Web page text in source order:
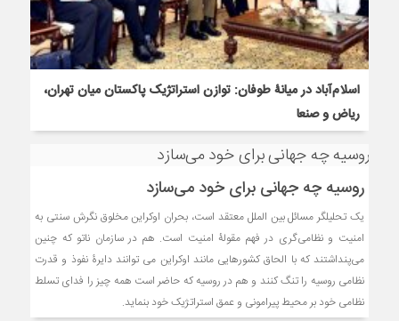
اسلام‌آباد در میانۀ طوفان: توازن استراتژیک پاکستان میان تهران،
ریاض و صنعا
روسیه چه جهانی برای خود می‌­سازد
یک تحلیلگر مسائل بین الملل معتقد است، بحران اوکراین مخلوق نگرش سنتی به
امنیت و نظامی­‌گری در فهم مقولۀ امنیت است. هم در سازمان ناتو که چنین
می‌پنداشتند که با الحاق کشورهایی مانند اوکراین می ­توانند دایرۀ نفوذ و قدرت
نظامی روسیه را تنگ کنند و هم در روسیه که حاضر است همه چیز را فدای تسلط
نظامی خود بر محیط پیرامونی و عمق استراتژیک خود بنماید.